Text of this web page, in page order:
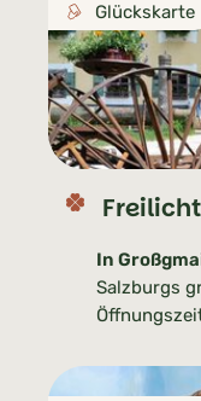
Glückskarte
In
Salzburgs